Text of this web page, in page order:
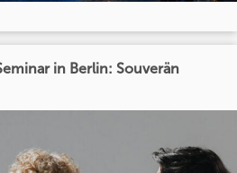
in Berlin: Souverän